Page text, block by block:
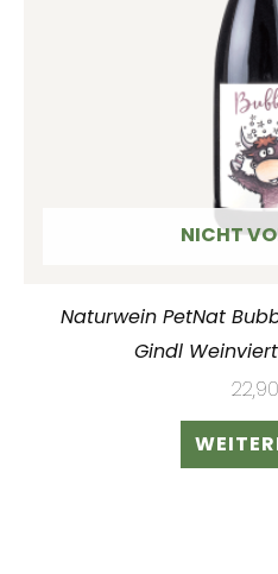
NICHT
Naturwein PetNat
Gindl
22,90